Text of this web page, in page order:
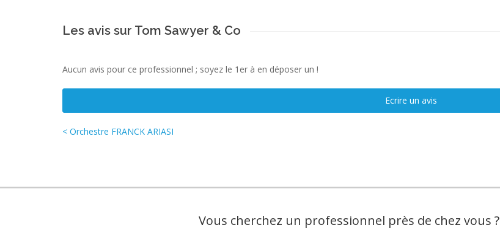
Les avis sur Tom Sawyer & Co
Aucun avis pour ce professionnel ; soyez le 1er à en déposer un !
Ecrire un avis
< Orchestre FRANCK ARIASI
Vous cherchez un professionnel près de chez vous ?